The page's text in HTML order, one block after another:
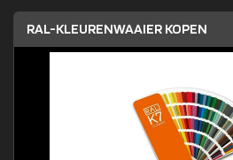
RAL-KLEURENWAAIER KOPEN